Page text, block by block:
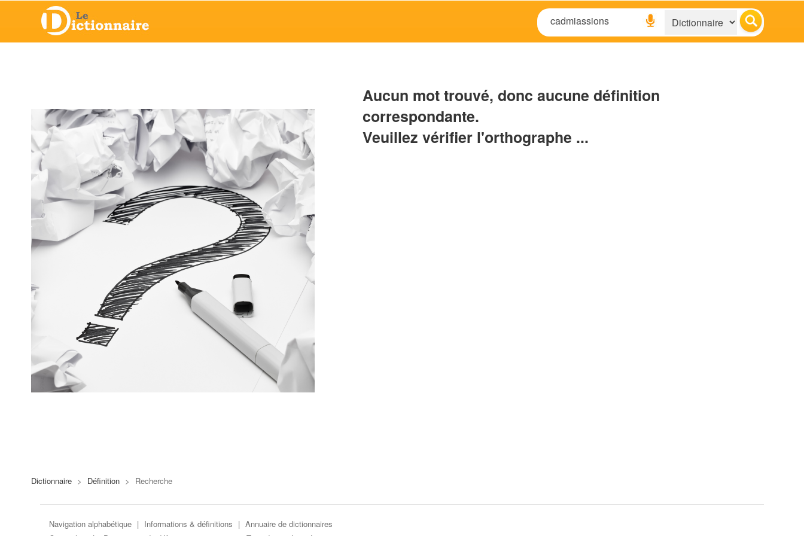
Aucun mot trouvé, donc aucune définition
correspondante.
Veuillez vérifier l'orthographe ...
Dictionnaire > Définition > Recherche
Navigation alphabétique | Informations & définitions | Annuaire de dictionnaires